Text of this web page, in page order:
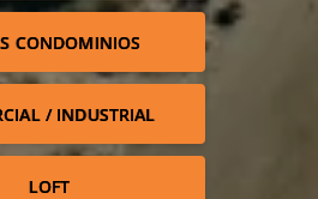
CONDOMINIOS
/ INDUSTRIAL
LOFT